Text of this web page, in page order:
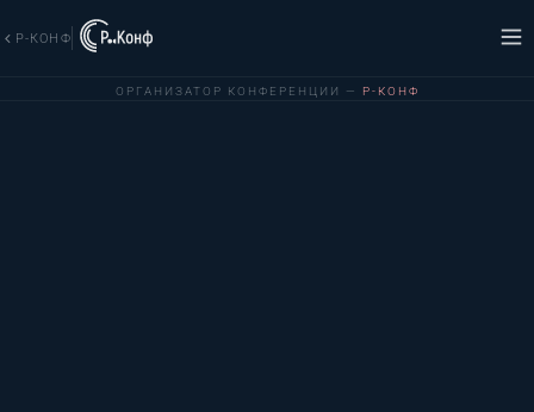
Р-КОНФ
ОРГАНИЗАТОР КОНФЕРЕНЦИИ — Р-КОНФ